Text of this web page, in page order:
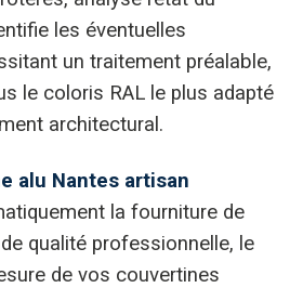
les éventuelles
un traitement préalable,
le coloris RAL le plus adapté
architectural.
alu Nantes artisan
la fourniture de
qualité professionnelle, le
de vos couvertines